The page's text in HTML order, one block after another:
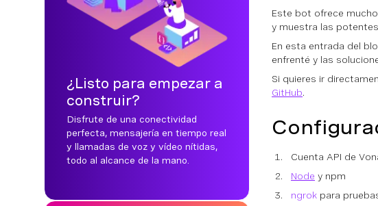
¿Listo para empezar a
construir?
Disfrute de una conectividad
perfecta, mensajería en tiempo real
y llamadas de voz y vídeo nítidas,
todo al alcance de la mano.
Este bot ofrece
y muestra las
En esta entrada del
enfrenté y las
Si quieres ir
GitHub.
Cuenta API de
Node y npm
ngrok para